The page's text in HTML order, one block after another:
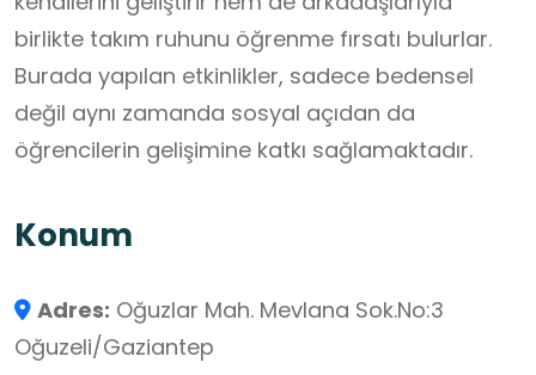
birlikte takım ruhunu öğrenme fırsatı bulurlar.
Burada yapılan etkinlikler, sadece bedensel
değil aynı zamanda sosyal açıdan da
öğrencilerin gelişimine katkı sağlamaktadır.
Konum
Adres: Oğuzlar Mah. Mevlana Sok.No:3
Oğuzeli/Gaziantep